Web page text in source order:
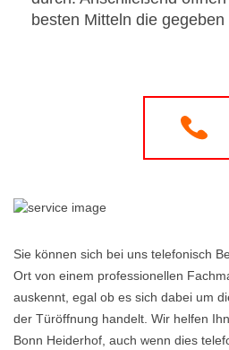
besten Mitteln die gegeben
Sie können sich bei uns telefonisch
Ort von einem professionellen
auskennt, egal ob es sich dabei um
der Türöffnung handelt. Wir helfen
Bonn Heiderhof, auch wenn dies